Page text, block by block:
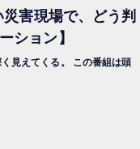
災害現場で、どう判
ション】
見えてくる。 この番組は頭